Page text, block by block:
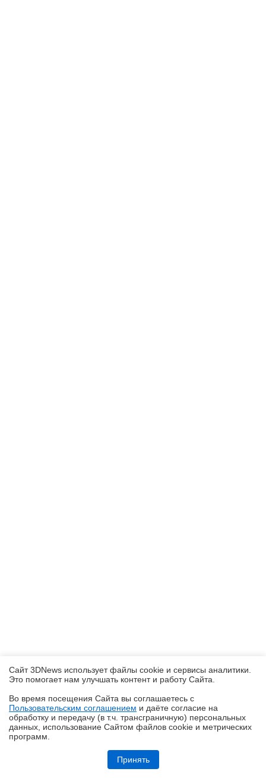
Обзор Midea VCR V15 EVO ULTRA: я просто хорошо убираю любое
Сайт 3DNews использует файлы cookie и сервисы аналитики.
Это помогает нам улучшать контент и работу Cайта.
Во время посещения Cайта вы соглашаетесь с
Пользовательским соглашением и даёте согласие на
обработку и передачу (в т.ч. трансграничную) персональных
данных, использование Cайтом файлов cookie и метрических
программ.
Принять